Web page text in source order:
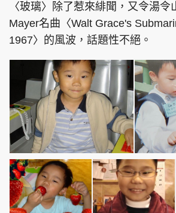
〈玻璃〉除了惹來緋聞，又令湯令
Mayer名曲〈Walt Grace's
1967〉的風波，話題性不絕。